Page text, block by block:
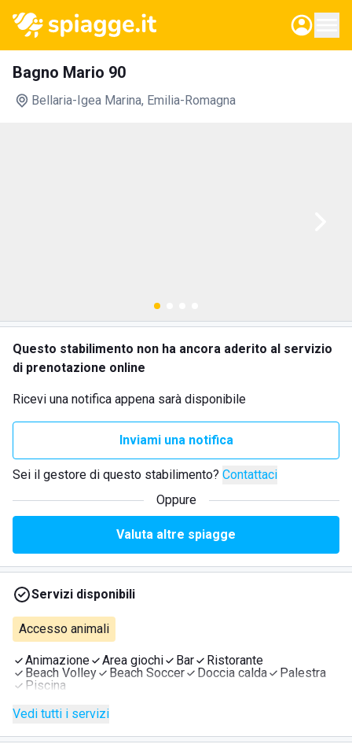
Bagno Mario 90
Bellaria-Igea Marina, Emilia-Romagna
Questo stabilimento non ha ancora aderito al servizio
di prenotazione online
Ricevi una notifica appena sarà disponibile
Inviami una notifica
Sei il gestore di questo stabilimento? Contattaci
Oppure
Valuta altre spiagge
Servizi disponibili
Accesso animali
Animazione Area giochi Bar
Ristorante
Beach Volley
Beach Soccer Doccia calda
Palestra
Piscina
Vedi tutti i servizi